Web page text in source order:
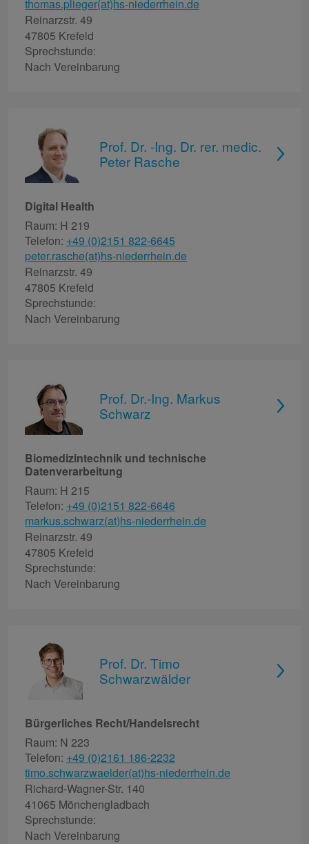
thomas.plieger(at)hs-niederrhein.de
Reinarzstr. 49
47805 Krefeld
Sprechstunde:
Nach Vereinbarung
Prof. Dr. -Ing. Dr. rer. medic.
Peter Rasche
Digital Health
Raum: H 219
Telefon: +49 (0)2151 822-6645
peter.rasche(at)hs-niederrhein.de
Reinarzstr. 49
47805 Krefeld
Sprechstunde:
Nach Vereinbarung
Prof. Dr.-Ing. Markus
Schwarz
Biomedizintechnik und technische
Datenverarbeitung
Raum: H 215
Telefon: +49 (0)2151 822-6646
markus.schwarz(at)hs-niederrhein.de
Reinarzstr. 49
47805 Krefeld
Sprechstunde:
Nach Vereinbarung
Prof. Dr. Timo
Schwarzwälder
Bürgerliches Recht/Handelsrecht
Raum: N 223
Telefon: +49 (0)2161 186-2232
timo.schwarzwaelder(at)hs-niederrhein.de
Richard-Wagner-Str. 140
41065 Mönchengladbach
Sprechstunde:
Nach Vereinbarung